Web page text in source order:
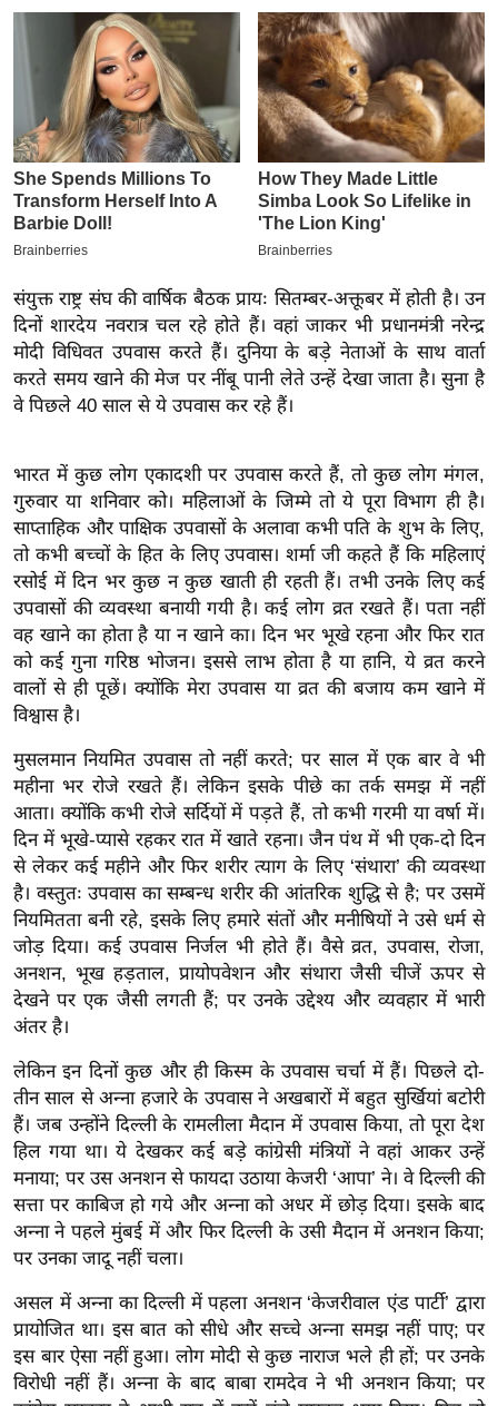
P
2
6
क्रा
इ
म
ई
-
पे
प
र
सा
ल
बे
मि
सा
ल
श
ख्सि
त
यं
ग
इं
डि
या
सा
हि
त्य
ज
ग
त
ऑ
टो
व
र्ल्ड
न्यू
ब्री
फ
म
नो
संयुक्त राष्ट्र संघ की वार्षिक बैठक प्रायः सितम्बर-अक्तूबर में होती है। उन
दिनों शारदेय नवरात्र चल रहे होते हैं। वहां जाकर भी प्रधानमंत्री नरेन्द्र
मोदी विधिवत उपवास करते हैं। दुनिया के बड़े नेताओं के साथ वार्ता
करते समय खाने की मेज पर नींबू पानी लेते उन्हें देखा जाता है। सुना है
वे पिछले 40 साल से ये उपवास कर रहे हैं।
भारत में कुछ लोग एकादशी पर उपवास करते हैं, तो कुछ लोग मंगल,
गुरुवार या शनिवार को। महिलाओं के जिम्मे तो ये पूरा विभाग ही है।
साप्ताहिक और पाक्षिक उपवासों के अलावा कभी पति के शुभ के लिए,
तो कभी बच्चों के हित के लिए उपवास। शर्मा जी कहते हैं कि महिलाएं
रसोई में दिन भर कुछ न कुछ खाती ही रहती हैं। तभी उनके लिए कई
उपवासों की व्यवस्था बनायी गयी है। कई लोग व्रत रखते हैं। पता नहीं
वह खाने का होता है या न खाने का। दिन भर भूखे रहना और फिर रात
को कई गुना गरिष्ठ भोजन। इससे लाभ होता है या हानि, ये व्रत करने
वालों से ही पूछें। क्योंकि मेरा उपवास या व्रत की बजाय कम खाने में
विश्वास है।
मुसलमान नियमित उपवास तो नहीं करते; पर साल में एक बार वे भी
महीना भर रोजे रखते हैं। लेकिन इसके पीछे का तर्क समझ में नहीं
आता। क्योंकि कभी रोजे सर्दियों में पड़ते हैं, तो कभी गरमी या वर्षा में।
दिन में भूखे-प्यासे रहकर रात में खाते रहना। जैन पंथ में भी एक-दो दिन
से लेकर कई महीने और फिर शरीर त्याग के लिए ‘संथारा’ की व्यवस्था
है। वस्तुतः उपवास का सम्बन्ध शरीर की आंतरिक शुद्धि से है; पर उसमें
नियमितता बनी रहे, इसके लिए हमारे संतों और मनीषियों ने उसे धर्म से
जोड़ दिया। कई उपवास निर्जल भी होते हैं। वैसे व्रत, उपवास, रोजा,
अनशन, भूख हड़ताल, प्रायोपवेशन और संथारा जैसी चीजें ऊपर से
देखने पर एक जैसी लगती हैं; पर उनके उद्देश्य और व्यवहार में भारी
अंतर है।
लेकिन इन दिनों कुछ और ही किस्म के उपवास चर्चा में हैं। पिछले दो-
तीन साल से अन्ना हजारे के उपवास ने अखबारों में बहुत सुर्खियां बटोरी
हैं। जब उन्होंने दिल्ली के रामलीला मैदान में उपवास किया, तो पूरा देश
हिल गया था। ये देखकर कई बड़े कांग्रेसी मंत्रियों ने वहां आकर उन्हें
मनाया; पर उस अनशन से फायदा उठाया केजरी ‘आपा’ ने। वे दिल्ली की
सत्ता पर काबिज हो गये और अन्ना को अधर में छोड़ दिया। इसके बाद
अन्ना ने पहले मुंबई में और फिर दिल्ली के उसी मैदान में अनशन किया;
पर उनका जादू नहीं चला।
असल में अन्ना का दिल्ली में पहला अनशन ‘केजरीवाल एंड पार्टी’ द्वारा
प्रायोजित था। इस बात को सीधे और सच्चे अन्ना समझ नहीं पाए; पर
इस बार ऐसा नहीं हुआ। लोग मोदी से कुछ नाराज भले ही हों; पर उनके
विरोधी नहीं हैं। अन्ना के बाद बाबा रामदेव ने भी अनशन किया; पर